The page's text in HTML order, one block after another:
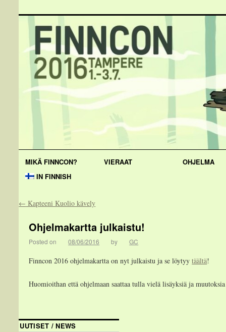
MIKÄ FINNCON? VIERAAT
OHJELMA
IN FINNISH
← Kapteeni Kuolio kävely
Ohjelmakartta julkaistu!
Posted on 08/06/2016 by GC
Finncon 2016 ohjelmakartta on nyt julkaistu ja se löytyytäältä!
Huomioithan että ohjelmaan saattaa tulla vielä lisäyksiä ja
UUTISET / NEWS